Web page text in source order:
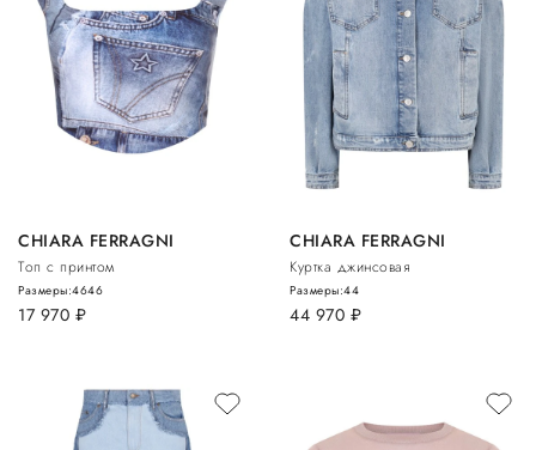
CHIARA FERRAGNI
Топ с принтом
17 970 руб.
Размеры:4646
CHIARA FERRAGNI
Куртка джинсовая
44 970 руб.
Размеры:44